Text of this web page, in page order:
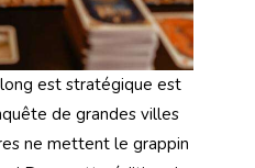
est stratégique est
de grandes villes
ne mettent le grappin